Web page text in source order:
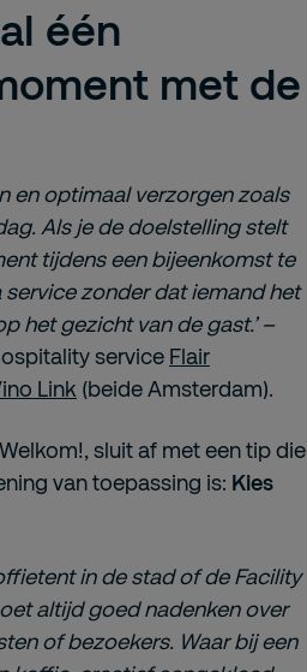
één
met de
en optimaal verzorgen zoals
Als je de doelstelling stelt
tijdens een bijeenkomst te
zonder dat iemand het
het gezicht van de gast.’ –
service Flair
Link (beide Amsterdam).
sluit af met een tip die
van toepassing is: Kies
in de stad of de Facility
altijd goed nadenken over
of bezoekers. Waar bij een